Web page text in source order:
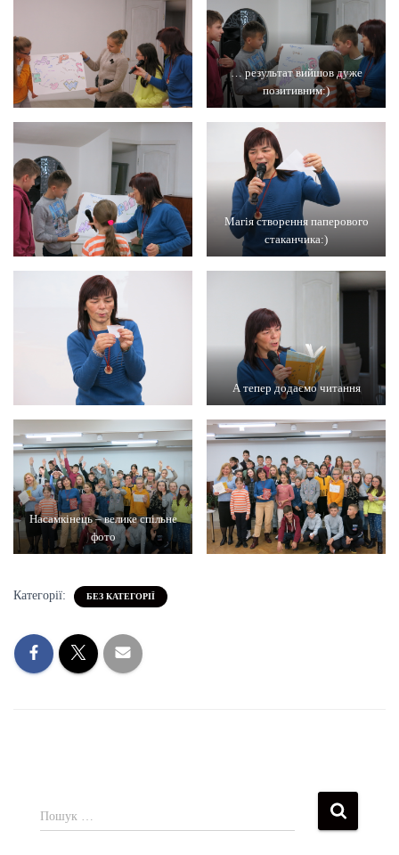
… результат вийшов дуже
позитивним:)
Магія створення паперового
стаканчика:)
А тепер додаємо читання
Насамкінець – велике спільне
фото
Категорії: БЕЗ КАТЕГОРІЇ
Пошук …